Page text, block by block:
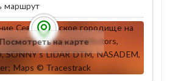
маршрут
Посмотреть на карте